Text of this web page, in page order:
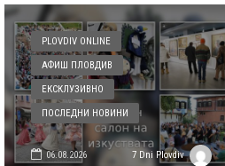
PLOVDIV ONLINE
АФИШ ПЛОВДИВ
ЕКСКЛУЗИВНО
ПОСЛЕДНИ НОВИНИ
06.08.2026 7 Dni Plovdiv